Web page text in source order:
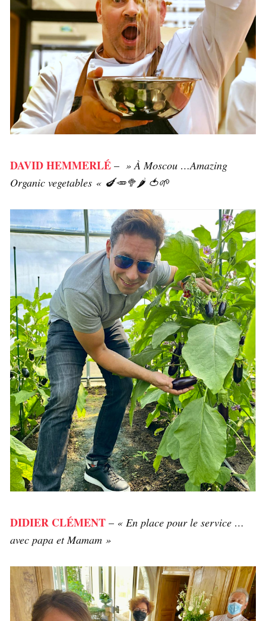
DAVID HEMMERLÉ – » À Moscou …Amazing
Organic vegetables « 🍆🥕🥦🌶 🍅🌱
DIDIER CLÉMENT – « En place pour le service …
avec papa et Mamam »